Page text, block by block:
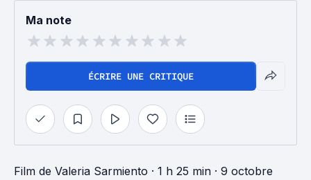
Ma note
ÉCRIRE UNE CRITIQUE
Film de Valeria Sarmiento · 1 h 25 min · 9 octobre